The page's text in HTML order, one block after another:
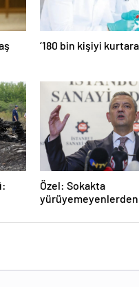
‘180 bin kişiyi
Özel: Sokakta